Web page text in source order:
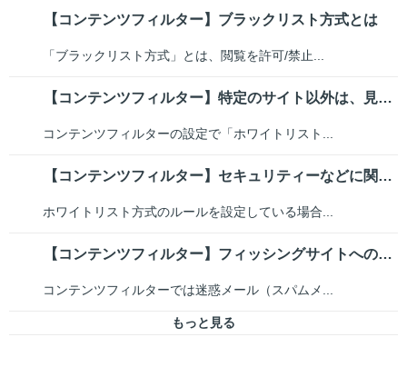
【コンテンツフィルター】ブラックリスト方式とは
「ブラックリスト方式」とは、閲覧を許可/禁止...
【コンテンツフィルター】特定のサイト以外は、見せないようにすることはできますか？
コンテンツフィルターの設定で「ホワイトリスト...
【コンテンツフィルター】セキュリティーなどに関連する通信ができないことはあるか
ホワイトリスト方式のルールを設定している場合...
【コンテンツフィルター】フィッシングサイトへのアクセスをブロックしたい
コンテンツフィルターでは迷惑メール（スパムメ...
もっと見る